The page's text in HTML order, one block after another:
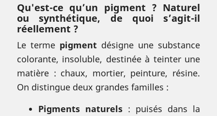
Qu'est-ce qu’un pigment ? Naturel
ou synthétique, de quoi s’agit-il
réellement ?
Le terme pigment désigne une substance
colorante, insoluble, destinée à teinter une
matière : chaux, mortier, peinture, résine.
On distingue deux grandes familles :
Pigments naturels : puisés dans la